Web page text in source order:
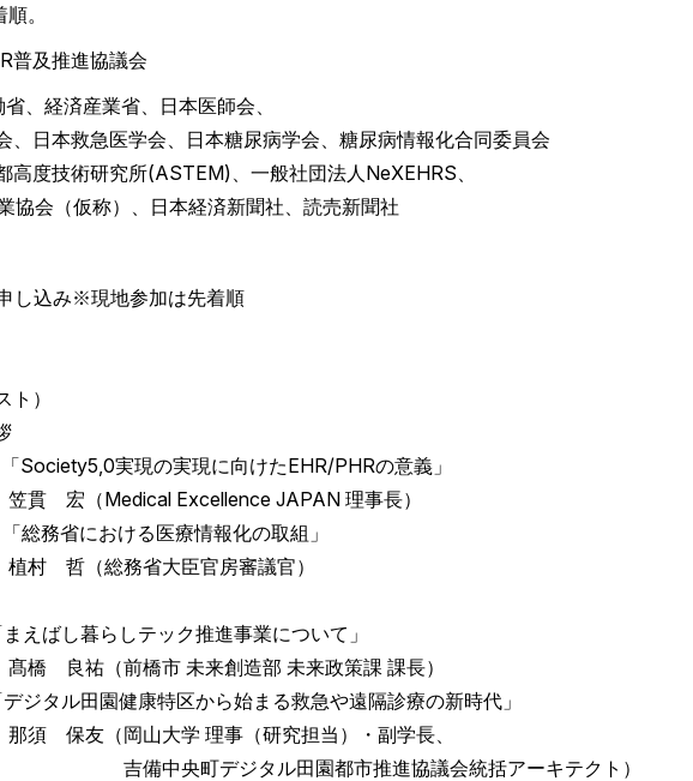
。
及推進協議会
経済産業省、日本医師会、
急医学会、日本糖尿病学会、糖尿病情報化合同委員会
研究所(ASTEM)、一般社団法人NeXEHRS、
称）、日本経済新聞社、読売新聞社
し込み※現地参加は先着順
）
実現の実現に向けたEHR/PHRの意義」
Excellence JAPAN 理事長）
省における医療情報化の取組」
大臣官房審議官）
し暮らしテック推進事業について」
未来創造部 未来政策課 課長）
ル田園健康特区から始まる救急や遠隔診療の新時代」
理事（研究担当）・副学長、
ル田園都市推進協議会統括アーキテクト）